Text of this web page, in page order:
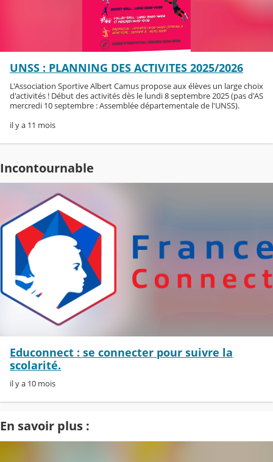
UNSS : PLANNING DES ACTIVITES 2025/2026
L'Association Sportive Albert Camus propose aux élèves un large choix
d'activités ! Début des activités dès le lundi 8 septembre 2025 (pas d'AS
mercredi 10 septembre : Assemblée départementale de l'UNSS).
il y a 11 mois
Incontournable
Educonnect : se connecter pour suivre la
scolarité.
il y a 10 mois
En savoir plus :